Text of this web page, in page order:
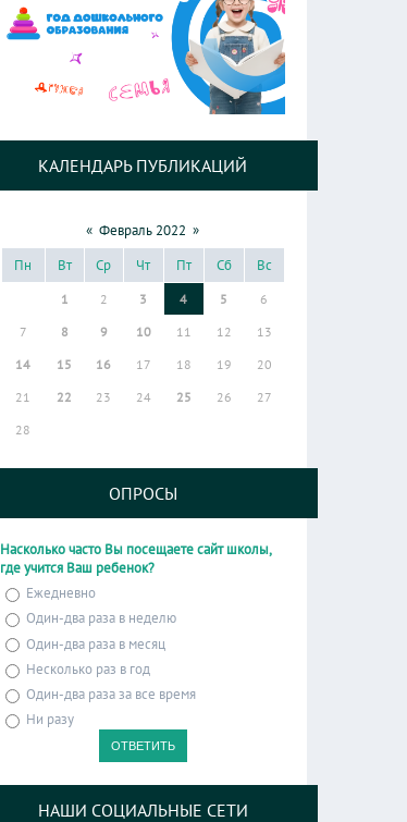
КАЛЕНДАРЬ ПУБЛИКАЦИЙ
« Февраль 2022 »
Пн
Вт Ср Чт Пт Сб Вс
1 2 3 4 5
6
7
8 9 10 11 12
13
14
15 16 17 18 19
20
21
22 23 24 25 26
27
28
ОПРОСЫ
Насколько часто Вы посещаете сайт школы,
где учится Ваш ребенок?
Ежедневно
Один-два раза в неделю
Один-два раза в месяц
Несколько раз в год
Один-два раза за все время
Ни разу
НАШИ СОЦИАЛЬНЫЕ СЕТИ